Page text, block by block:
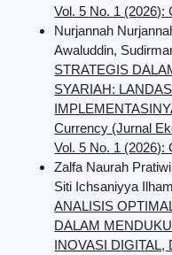
Vol. 5 No. 1 (2026):
Nurjannah
Awaluddin,
STRATEGIS
SYARIAH:
Currency (Jurnal
Vol. 5 No. 1 (2026):
Zalfa Naurah
Siti Ichsaniyya
ANALISIS
DALAM
INOVASI DIGITAL,